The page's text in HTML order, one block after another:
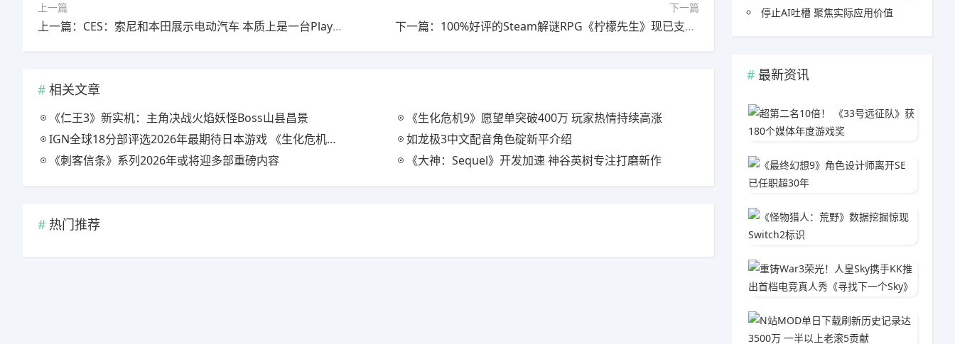
上一篇
上一篇：CES：索尼和本田展示电动汽车 本质上是一台PlayStation游戏机
下一篇
下一篇：100%好评的Steam解谜RPG《柠檬先生》现已支持中文！一场为期5年的漫长告别。
相关文章
《仁王3》新实机：主角决战火焰妖怪Boss山县昌景
《生化危机9》愿望单突破400万 玩家热情持续高涨
IGN全球18分部评选2026年最期待日本游戏 《生化危机9》登顶
如龙极3中文配音角色碇新平介绍
《刺客信条》系列2026年或将迎多部重磅内容
《大神：Sequel》开发加速 神谷英树专注打磨新作
热门推荐
停止AI吐槽 聚焦实际应用价值
最新资讯